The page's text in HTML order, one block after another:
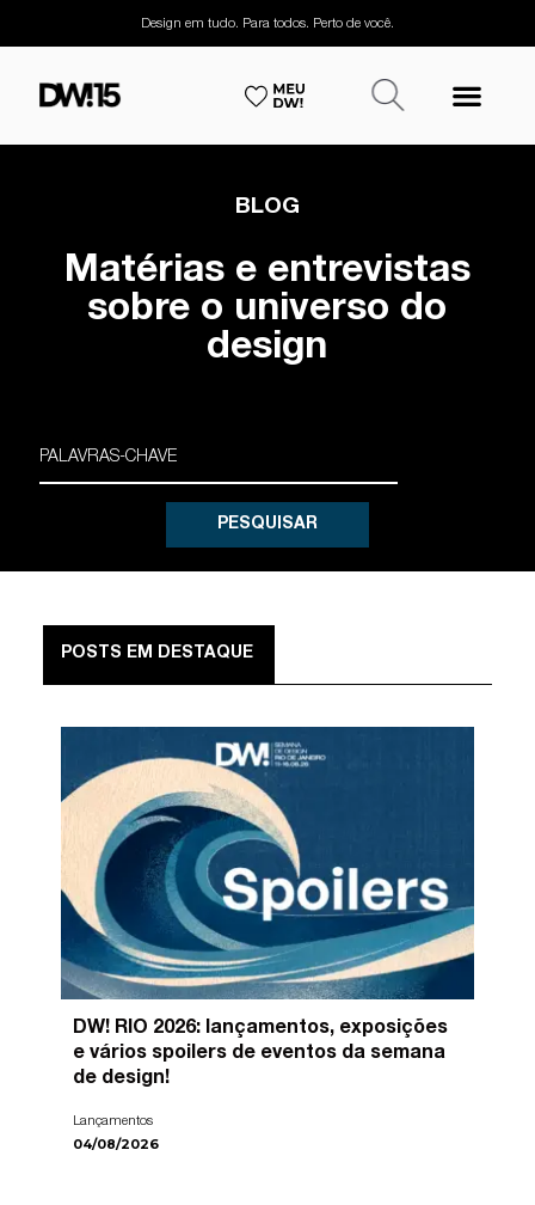
Design em tudo. Para todos. Perto de você.
BLOG
Matérias e entrevistas
sobre o universo do
design
PESQUISAR
POSTS EM DESTAQUE
DW! RIO 2026: lançamentos, exposições
e vários spoilers de eventos da semana
de design!
Lançamentos
04/08/2026